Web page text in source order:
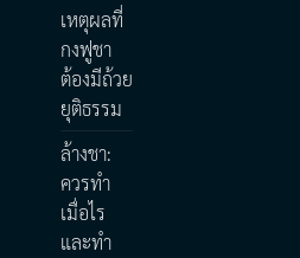
เหตุผลที่
กงฟูชา
ต้องมีถ้วย
ยุติธรรม
ล้างชา:
ควรทำ
เมื่อไร
และทำ